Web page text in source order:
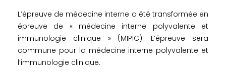
L’épreuve de médecine interne a été transformée en
épreuve de « médecine interne polyvalente et
immunologie clinique » (MIPIC). L’épreuve sera
commune pour la médecine interne polyvalente et
l’immunologie clinique.